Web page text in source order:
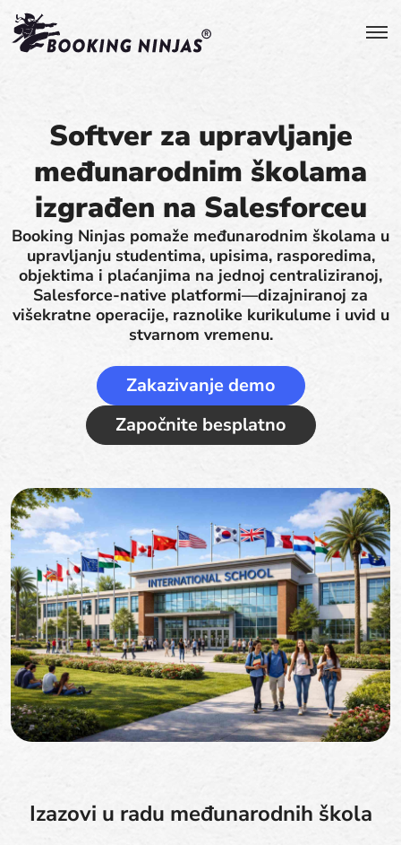
Softver za upravljanje
međunarodnim školama
izgrađen na Salesforceu
Booking Ninjas pomaže međunarodnim školama u
upravljanju studentima, upisima, rasporedima,
objektima i plaćanjima na jednoj centraliziranoj,
Salesforce-native platformi—dizajniranoj za
višekratne operacije, raznolike kurikulume i uvid u
stvarnom vremenu.
Zakazivanje demo
Započnite besplatno
Izazovi u radu međunarodnih škola